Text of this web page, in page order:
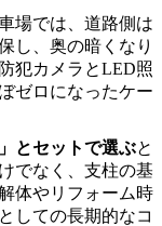
場では、道路側は
し、奥の暗くなり
犯カメラとLED照
ゼロになったケー
とセットで選ぶと
でなく、支柱の基
体やリフォーム時
しての長期的なコ